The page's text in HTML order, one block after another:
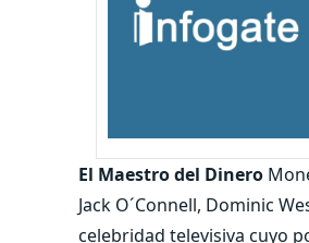
El Maestro del Dinero
Jack O´Connell, Dominic
celebridad televisiva cuyo